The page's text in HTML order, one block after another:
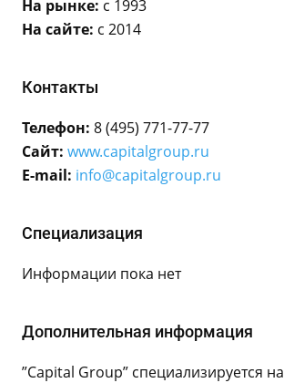
На рынке: с 1993
На сайте: с 2014
Контакты
Телефон: 8 (495) 771-77-77
Сайт: www.capitalgroup.ru
E-mail: info@capitalgroup.ru
Специализация
Информации пока нет
Дополнительная информация
”Capital Group” специализируется на